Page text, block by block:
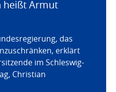
heißt Armut
das
erklärt
im Schleswig-
Christian